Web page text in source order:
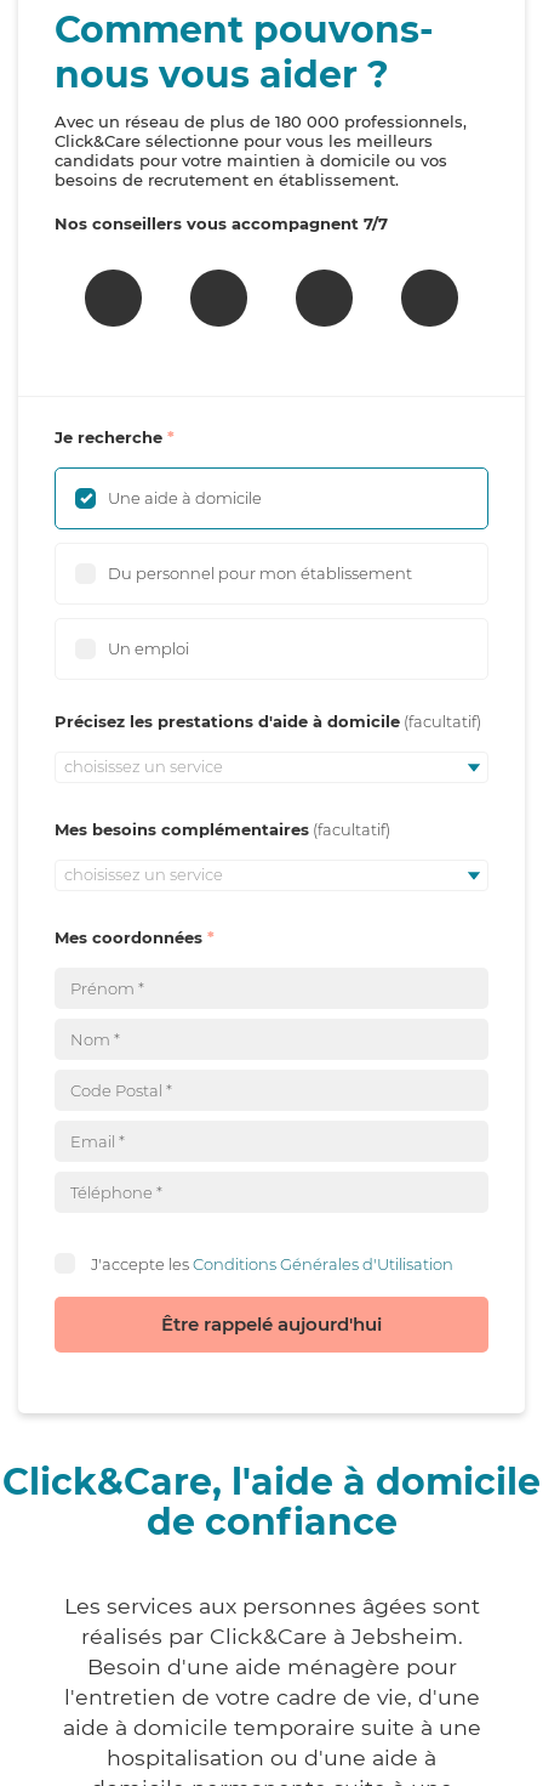
Comment pouvons-
nous vous aider ?
Avec un réseau de plus de 180 000 professionnels,
Click&Care sélectionne pour vous les meilleurs
candidats pour votre maintien à domicile ou vos
besoins de recrutement en établissement.
Nos conseillers vous accompagnent 7/7
Je recherche
Une aide à domicile
Du personnel pour mon établissement
Un emploi
Précisez les prestations d'aide à domicile
choisissez un service
Mes besoins complémentaires
choisissez un service
Mes coordonnées
J'accepte lesConditions Générales d'Utilisation
Être rappelé aujourd'hui
Click&Care, l'aide à domicile
de confiance
Les services aux personnes âgées sont
réalisés par Click&Care à Jebsheim.
Besoin d'une aide ménagère pour
l'entretien de votre cadre de vie, d'une
aide à domicile temporaire suite à une
hospitalisation ou d'une aide à